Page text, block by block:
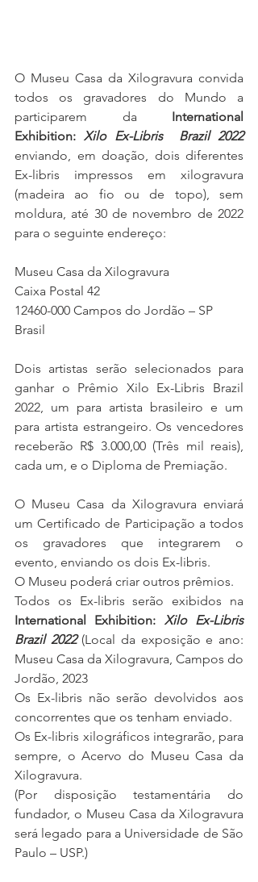
O Museu Casa da Xilogravura convida
todos os gravadores do Mundo a
participarem da International
Exhibition: Xilo Ex-Libris  Brazil 2022
enviando, em doação, dois diferentes
Ex-libris impressos em xilogravura
(madeira ao fio ou de topo), sem
moldura, até 30 de novembro de 2022
para o seguinte endereço:
Museu Casa da Xilogravura
Caixa Postal 42
12460-000 Campos do Jordão – SP
Brasil
Dois artistas serão selecionados para
ganhar o Prêmio Xilo Ex-Libris Brazil
2022, um para artista brasileiro e um
para artista estrangeiro. Os vencedores
receberão R$ 3.000,00 (Três mil reais),
cada um, e o Diploma de Premiação.
O Museu Casa da Xilogravura enviará
um Certificado de Participação a todos
os gravadores que integrarem o
evento, enviando os dois Ex-libris.
O Museu poderá criar outros prêmios.
International Exhibition: Xilo Ex-Libris
Brazil 2022 (Local da exposição e ano:
Museu Casa da Xilogravura, Campos do
Jordão, 2023
Os Ex-libris não serão devolvidos aos
concorrentes que os tenham enviado.
Os Ex-libris xilográficos integrarão, para
sempre, o Acervo do Museu Casa da
Xilogravura.
(Por disposição testamentária do
fundador, o Museu Casa da Xilogravura
será legado para a Universidade de São
Paulo – USP.)